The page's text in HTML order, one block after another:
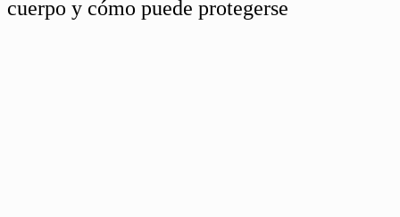
cuerpo y cómo puede protegerse